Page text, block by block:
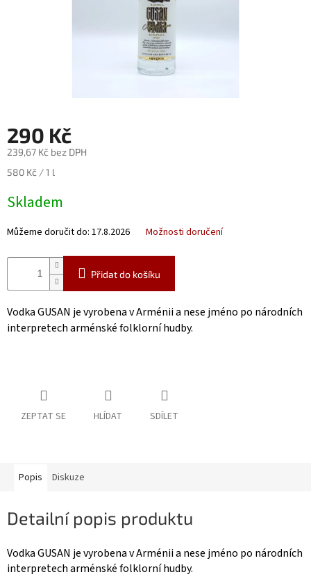
limitované
láhve
Měna
290 Kč
239,67 Kč bez DPH
Měrná
580 Kč / 1 l
Skladem
Můžeme doručit do: 17.8.2026 Možnosti doručení
Přidat do košíku
Vodka GUSAN je vyrobena v Arménii a nese jméno po národních
interpretech arménské folklorní hudby.
ZEPTAT SE HLÍDAT SDÍLET
Popis Diskuze
Detailní popis produktu
Vodka GUSAN je vyrobena v Arménii a nese jméno po národních
interpretech arménské folklorní hudby.